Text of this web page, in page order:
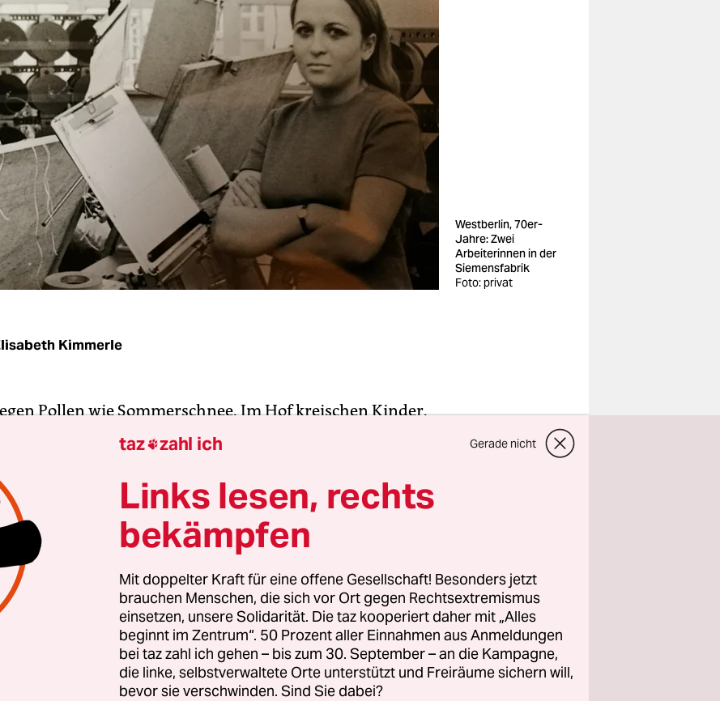
Westberlin, 70er-
Jahre: Zwei
Arbeiterinnen in der
Siemensfabrik
Foto: privat
Kimmerle
Pollen wie Sommerschnee. Im Hof kreischen Kinder.
im Rücken, wischt Ayşe Aniş* gedankenverloren
der Türkei vom Display ihres Handys. In Ankara sind
und ein Lehrer seit 76 Tagen im Hungerstreik, an
wurden sie verhaftet.
das Haus am längeren Ende der Sonnenallee heute noch
Sie sitzt in der Küche mit den sechs Uhren, die alle eine
– doch im Kopf ist sie 2.000 Kilometer weit weg.
taz zahl ich Gerade nicht
Links lesen, rechts
bekämpfen
Mit doppelter Kraft für eine offene Gesellschaft! Besonders jetzt
brauchen Menschen, die sich vor Ort gegen Rechtsextremismus
einsetzen, unsere Solidarität. Die taz kooperiert daher mit „Alles
beginnt im Zentrum“. 50 Prozent aller Einnahmen aus Anmeldungen
bei taz zahl ich gehen – bis zum 30. September – an die Kampagne,
die linke, selbstverwaltete Orte unterstützt und Freiräume sichern will,
bevor sie verschwinden. Sind Sie dabei?